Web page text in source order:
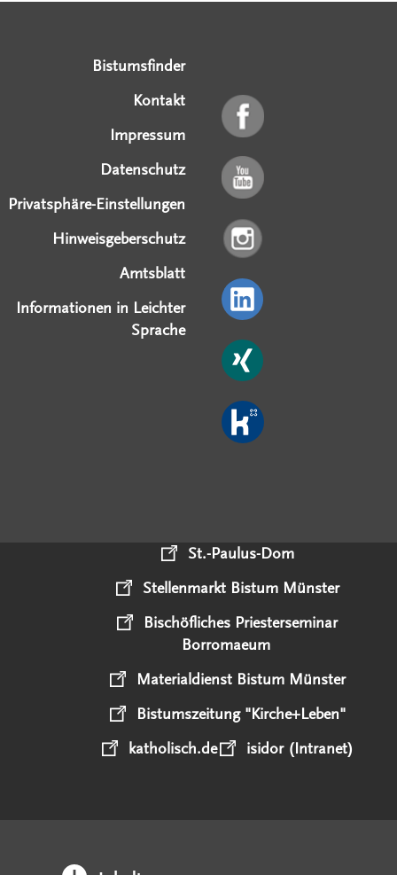
Bistumsfinder
Kontakt
Impressum
Datenschutz
Privatsphäre-Einstellungen
Hinweisgeberschutz
Amtsblatt
Informationen in Leichter
Sprache
St.-Paulus-Dom
Stellenmarkt Bistum Münster
Bischöfliches Priesterseminar
Borromaeum
Materialdienst Bistum Münster
Bistumszeitung "Kirche+Leben"
katholisch.de
isidor (Intranet)